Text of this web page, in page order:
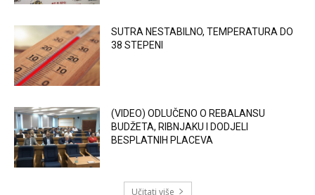
SUTRA NESTABILNO, TEMPERATURA DO
38 STEPENI
(VIDEO) ODLUČENO O REBALANSU
BUDŽETA, RIBNJAKU I DODJELI
BESPLATNIH PLACEVA
Učitati više